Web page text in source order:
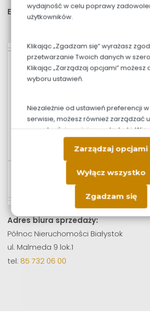
wydajność w celu poprawy
użytkowników.
Klikając „Zgadzam się” wyrażasz
przetwarzanie Twoich danych w
Klikając „Zarządzaj opcjami” możesz
wyboru ustawień.
Niezależnie od ustawień preferencji
serwisie, możesz również zarządzać
prywatności swojej przeglądarki.
o przetwarzaniu danych znajdziesz w
Zarządzaj opcjami
Wyłącz wszystko
Zgadzam się
Ekspozycja okien:północ, wschód,
Adres biura sprzedaży:
Północ Nieruchomości Białystok
ul. Malmeda 9 lok.1
tel: 85 732 06 00